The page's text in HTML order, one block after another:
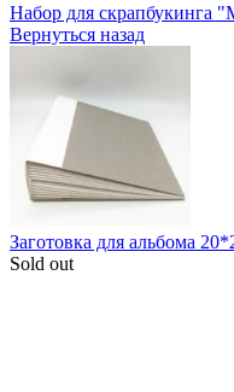
Набор для скрапбукинга
Вернуться назад
Заготовка для альбома
Sold out